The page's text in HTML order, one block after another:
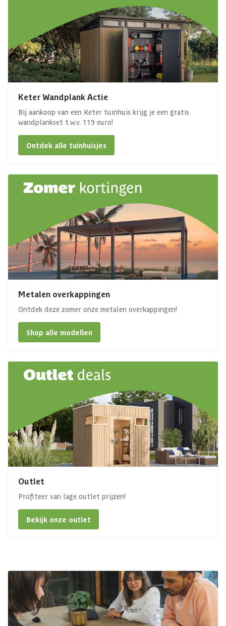
Keter Wandplank Actie
Bij aankoop van een Keter tuinhuis krijg je een gratis
wandplankset t.w.v. 119 euro!
Ontdek alle tuinhuisjes
Metalen overkappingen
Ontdek deze zomer onze metalen overkappingen!
Shop alle modellen
Outlet
Profiteer van lage outlet prijzen!
Bekijk onze outlet